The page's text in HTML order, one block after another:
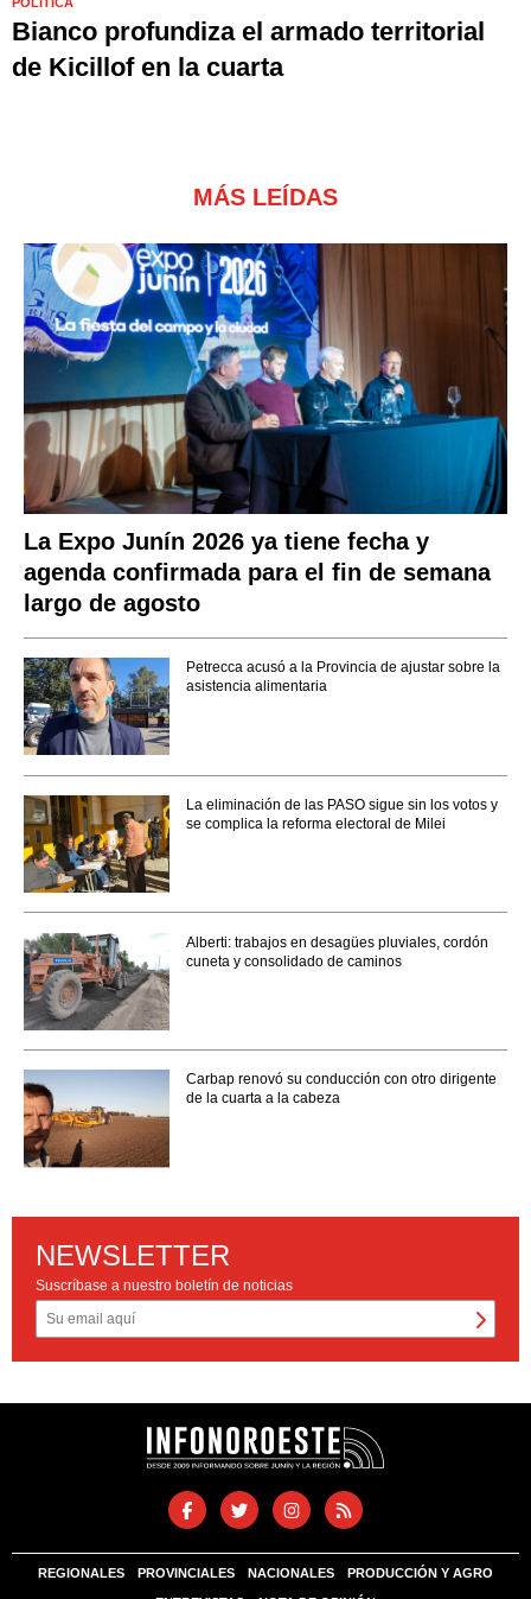
Bianco profundiza el armado territorial
de Kicillof en la cuarta
MÁS LEÍDAS
La Expo Junín 2026 ya tiene fecha y
agenda confirmada para el fin de semana
largo de agosto
Petrecca acusó a la Provincia de ajustar sobre la
asistencia alimentaria
La eliminación de las PASO sigue sin los votos y
se complica la reforma electoral de Milei
Alberti: trabajos en desagües pluviales, cordón
cuneta y consolidado de caminos
Carbap renovó su conducción con otro dirigente
de la cuarta a la cabeza
NEWSLETTER
Suscríbase a nuestro boletín de noticias
REGIONALES PROVINCIALES NACIONALES PRODUCCIÓN Y AGRO